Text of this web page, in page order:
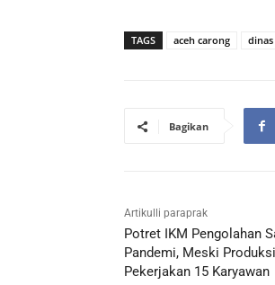
TAGS aceh carong
Bagikan
Artikulli paraprak
Potret IKM Pengolahan
Pandemi, Meski
Pekerjakan 15 Karyawan